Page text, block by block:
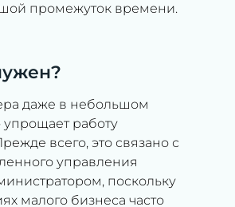
промежуток времени.
даже в небольшом
работу
всего, это связано с
управления
поскольку
малого бизнеса часто